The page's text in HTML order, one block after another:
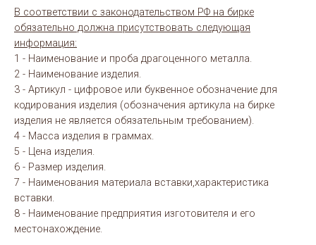
В соответствии с законодательством РФ на бирке
обязательно должна присутствовать следующая
информация:
1 - Наименование и проба драгоценного металла.
2 - Наименование изделия.
3 - Артикул - цифровое или буквенное обозначение для
кодирования изделия (обозначения артикула на бирке
изделия не является обязательным требованием).
4 - Масса изделия в граммах.
5 - Цена изделия.
6 - Размер изделия.
7 - Наименования материала вставки,характеристика
вставки.
8 - Наименование предприятия изготовителя и его
местонахождение.